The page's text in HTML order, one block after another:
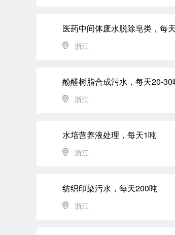
医药中间体废水脱除皂类，每
浙江
酚醛树脂合成污水，每天20-30
浙江
水培营养液处理，每天1吨
浙江
纺织印染污水，每天200吨
浙江